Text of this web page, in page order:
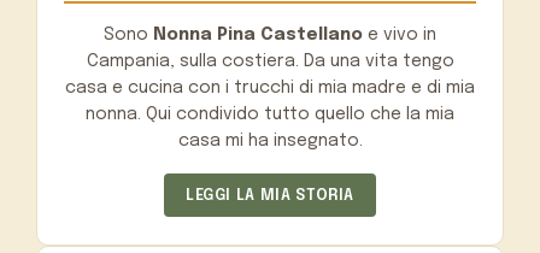
Sono Nonna Pina Castellano e vivo in
Campania, sulla costiera. Da una vita tengo
casa e cucina con i trucchi di mia madre e di mia
nonna. Qui condivido tutto quello che la mia
casa mi ha insegnato.
LEGGI LA MIA STORIA